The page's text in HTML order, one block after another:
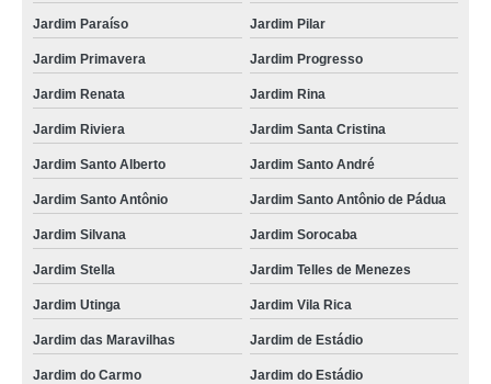
Jardim Paraíso Jardim Pilar
Jardim Primavera Jardim Progresso
Jardim Renata Jardim Rina
Jardim Riviera Jardim Santa Cristina
Jardim Santo Alberto Jardim Santo André
Jardim Santo Antônio Jardim Santo Antônio de Pádua
Jardim Silvana Jardim Sorocaba
Jardim Stella Jardim Telles de Menezes
Jardim Utinga Jardim Vila Rica
Jardim das Maravilhas Jardim de Estádio
Jardim do Carmo Jardim do Estádio